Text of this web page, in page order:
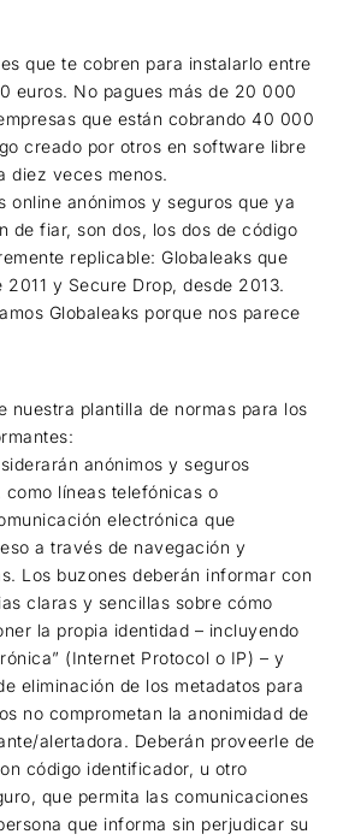
que te cobren para instalarlo entre
euros. No pagues más de 20 000
que están cobrando 40 000
creado por otros en software libre
diez veces menos.
online anónimos y seguros que ya
de fiar, son dos, los dos de código
replicable: Globaleaks que
2011 y Secure Drop, desde 2013.
Globaleaks porque nos parece
nuestra plantilla de normas para los
anónimos y seguros
como líneas telefónicas o
electrónica que
a través de navegación y
Los buzones deberán informar con
claras y sencillas sobre cómo
la propia identidad – incluyendo
(Internet Protocol o IP) – y
eliminación de los metadatos para
no comprometan la anonimidad de
alertadora. Deberán proveerle de
código identificador, u otro
que permita las comunicaciones
que informa sin perjudicar su